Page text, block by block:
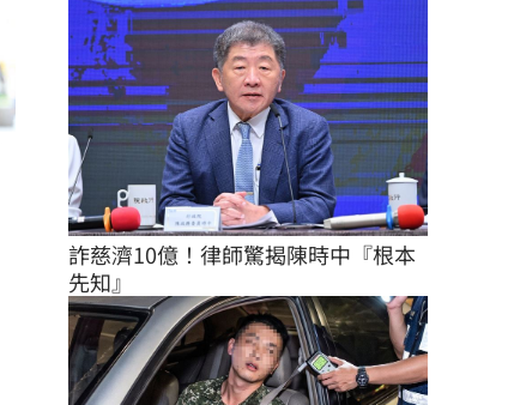
詐慈濟10億！律師驚揭陳時中『根本
先知』